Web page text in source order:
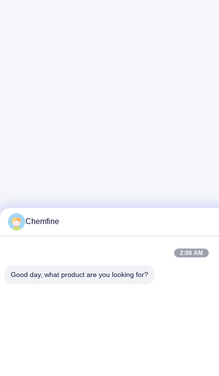
Chemfine
2:06 AM
Good day, what product are you looking for?